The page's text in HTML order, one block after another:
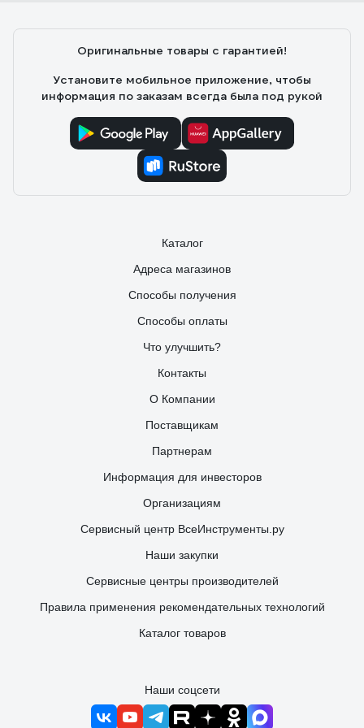
Оригинальные товары с гарантией!
Установите мобильное приложение, чтобы
информация по заказам всегда была под рукой
Каталог
Адреса магазинов
Способы получения
Способы оплаты
Что улучшить?
Контакты
О Компании
Поставщикам
Партнерам
Информация для инвесторов
Организациям
Сервисный центр ВсеИнструменты.ру
Наши закупки
Сервисные центры производителей
Правила применения рекомендательных технологий
Каталог товаров
Наши соцсети